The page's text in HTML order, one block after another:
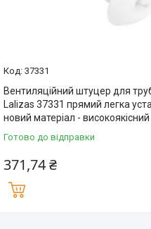
37331
Вентиляційний штуцер для
Lalizas 37331 прямий легка
новий матеріал - високоякісний
Готово до відправки
371,74 ₴